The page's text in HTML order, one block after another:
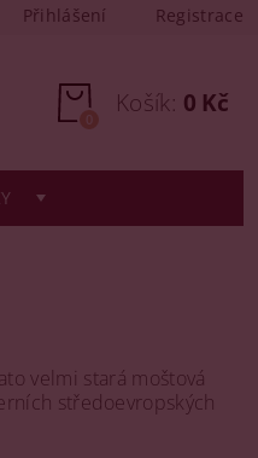
Přihlášení Registrace
Košík: 0 Kč
0
velmi stará moštová
středoevropských